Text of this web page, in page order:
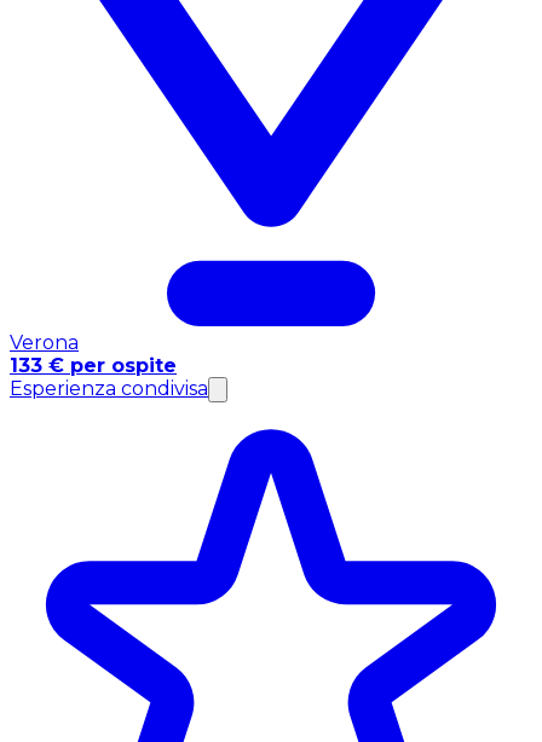
Verona
133 € per ospite
Esperienza condivisa